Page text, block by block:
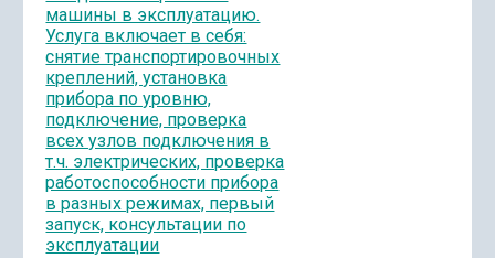
машины в эксплуатацию.
Услуга включает в себя:
снятие транспортировочных
креплений, установка
прибора по уровню,
подключение, проверка
всех узлов подключения в
т.ч. электрических, проверка
работоспособности прибора
в разных режимах, первый
запуск, консультации по
эксплуатации